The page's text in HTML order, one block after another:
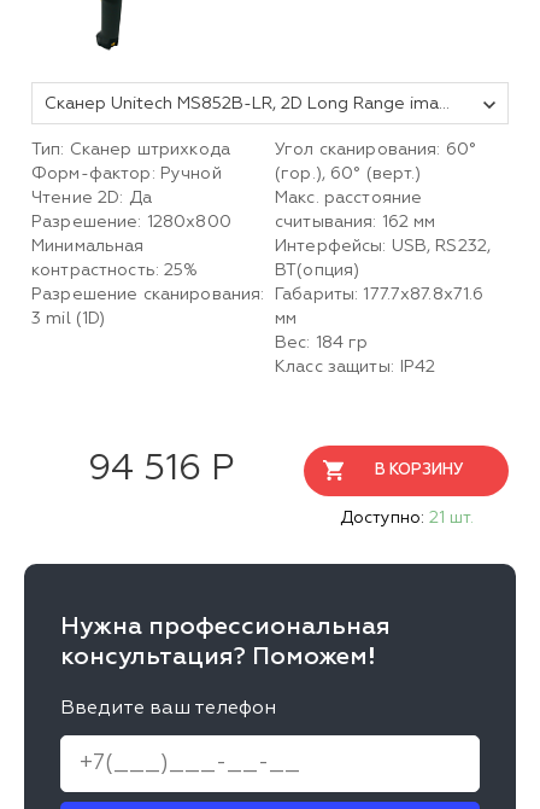
Сканер Unitech MS852B-LR, 2D Long Range imager, Bluetooth
Тип: Сканер штрихкода
Форм-фактор: Ручной
Чтение 2D: Да
Разрешение: 1280х800
Минимальная
контрастность: 25%
Разрешение сканирования:
3 mil (1D)
Угол сканирования: 60°
(гор.), 60° (верт.)
Макс. расстояние
считывания: 162 мм
Интерфейсы: USB, RS232,
BT(опция)
Габариты: 177.7х87.8х71.6
мм
Вес: 184 гр
Класс защиты: IP42
94 516 Р В КОРЗИНУ
Доступно: 21 шт.
Нужна профессиональная
консультация? Поможем!
Введите ваш телефон